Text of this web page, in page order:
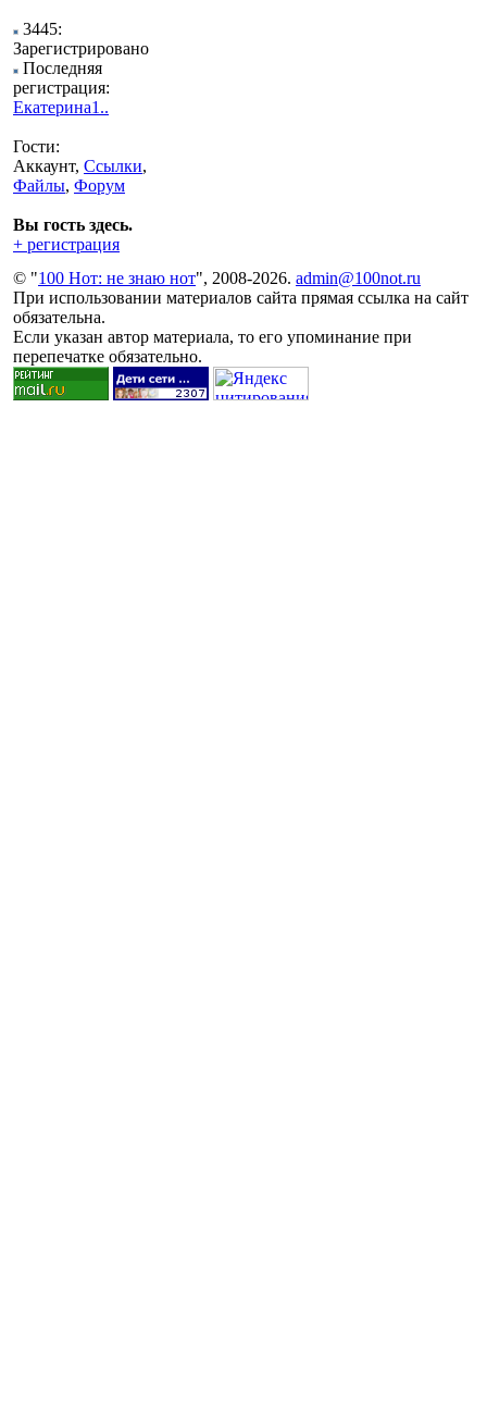
3445:
Зарегистрировано
Последняя
регистрация:
Екатерина1..
Гости:
Аккаунт, Ссылки,
Файлы, Форум
Вы гость здесь.
+ регистрация
© "100 Нот: не знаю нот", 2008-2026. admin@100not.ru
При использовании материалов сайта прямая ссылка на сайт
обязательна.
Если указан автор материала, то его упоминание при
перепечатке обязательно.